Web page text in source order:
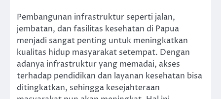
Pembangunan infrastruktur seperti jalan,
jembatan, dan fasilitas kesehatan di Papua
menjadi sangat penting untuk meningkatkan
kualitas hidup masyarakat setempat. Dengan
adanya infrastruktur yang memadai, akses
terhadap pendidikan dan layanan kesehatan bisa
ditingkatkan, sehingga kesejahteraan